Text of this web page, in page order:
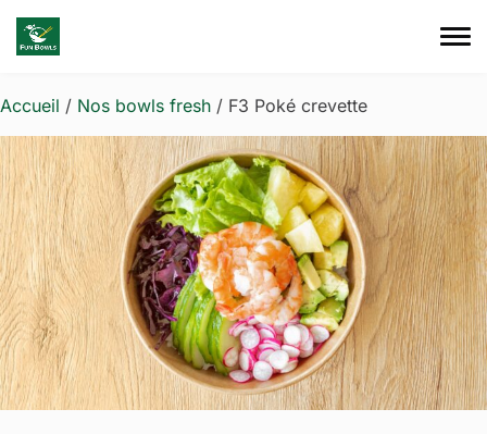
Skip to main content
Accueil / Nos bowls fresh / F3 Poké crevette